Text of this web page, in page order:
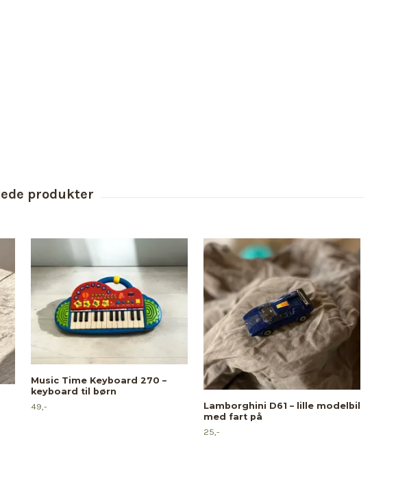
Music Time Keyboard 270 –
keyboard til børn
49,-
Lamborghini D61 – lille modelbil
med fart på
25,-